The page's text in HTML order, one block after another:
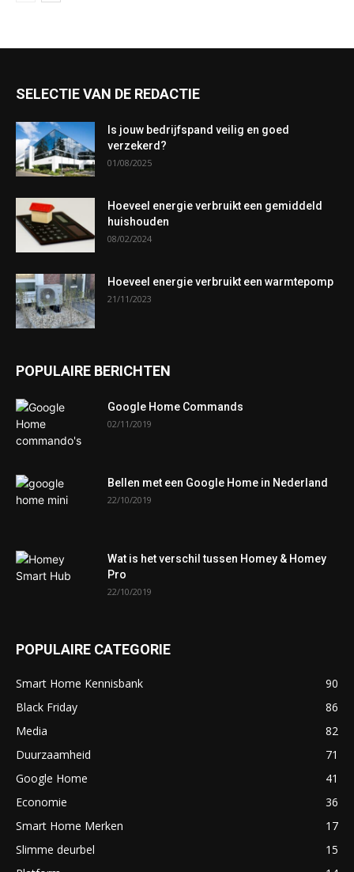
SELECTIE VAN DE REDACTIE
Is jouw bedrijfspand veilig en goed
verzekerd?
01/08/2025
Hoeveel energie verbruikt een gemiddeld
huishouden
08/02/2024
Hoeveel energie verbruikt een warmtepomp
21/11/2023
POPULAIRE BERICHTEN
Google Home Commands
02/11/2019
Bellen met een Google Home in Nederland
22/10/2019
Wat is het verschil tussen Homey & Homey
Pro
22/10/2019
POPULAIRE CATEGORIE
Smart Home Kennisbank
90
Black Friday
86
Media
82
Duurzaamheid
71
Google Home
41
Economie
36
Smart Home Merken
17
Slimme deurbel
15